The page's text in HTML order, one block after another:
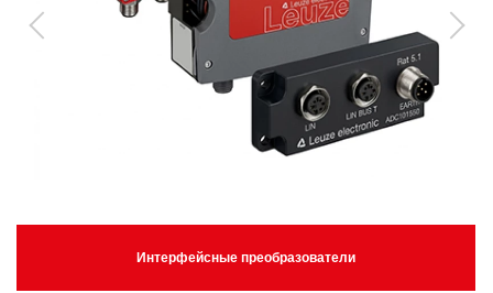
Интерфейсные преобразователи